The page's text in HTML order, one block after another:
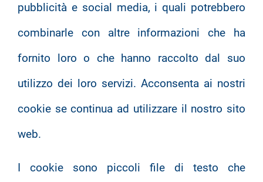
pubblicità e social media, i quali potrebbero
combinarle con altre informazioni che ha
fornito loro o che hanno raccolto dal suo
utilizzo dei loro servizi. Acconsenta ai nostri
cookie se continua ad utilizzare il nostro sito
web.
I cookie sono piccoli file di testo che